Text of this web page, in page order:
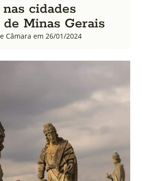
cidades
Minas Gerais
Câmara em 26/01/2024